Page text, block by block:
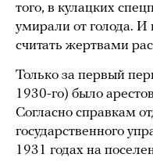
того, в кулацких
умирали от голода.
считать жертвами
Только за первый
1930-го) было
Согласно справкам
государственного
1931 годах на